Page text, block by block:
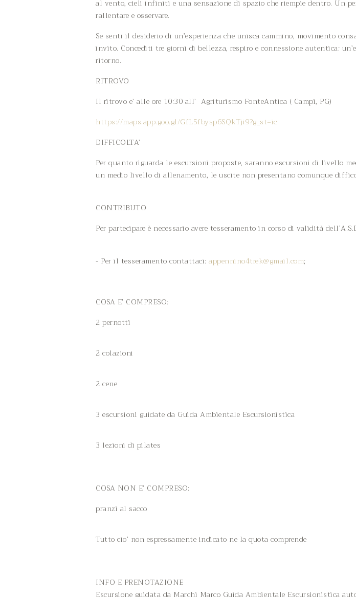
al vento, cieli infiniti e una sensazione di spazio che riempie dentro. Un
rallentare e osservare.
Se senti il desiderio di un’esperienza che unisca cammino, movimento
invito. Concediti tre giorni di bellezza, respiro e connessione autentica:
ritorno.
RITROVO
Il ritrovo e’ alle ore 10:30 all’ Agriturismo FonteAntica ( Campi, PG)
https://maps.app.goo.gl/GfL5fbysp6SQkTji9?g_st=ic
DIFFICOLTA’
Per quanto riguarda le escursioni proposte, saranno escursioni di livello
un medio livello di allenamento, le uscite non presentano comunque
CONTRIBUTO
Per partecipare è necessario avere tesseramento in corso di validità
- Per il tesseramento contattaci: appennino4trek@gmail.com;
COSA E’ COMPRESO:
2 pernotti
2 colazioni
2 cene
3 escursioni guidate da Guida Ambientale Escursionistica
3 lezioni di pilates
COSA NON E’ COMPRESO:
pranzi al sacco
Tutto cio’ non espressamente indicato ne la quota comprende
INFO E PRENOTAZIONE
Escursione guidata da Marchi Marco Guida Ambientale Escursionistica